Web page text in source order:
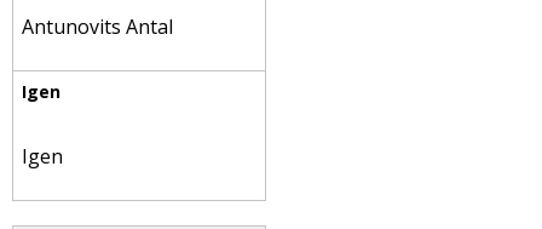
Antunovits Antal
Igen